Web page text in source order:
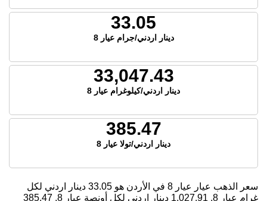
33.05
دينار اردني/جرام عيار 8
33,047.43
دينار اردني/كيلوغرام عيار 8
385.47
دينار اردني/تولا عيار 8
سعر الذهب عيار عيار 8 في الأردن هو 33.05 دينار اردني لكل
غرام عيار 8,
1,027.91 دينار اردني لكل أونصة عيار 8,
385.47